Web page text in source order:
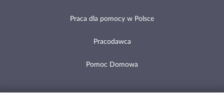
Praca dla pomocy w Polsce
Pracodawca
Pomoc Domowa